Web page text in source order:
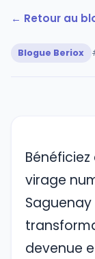
← Retour au
Blogue Beriox
virage
Saguenay
devenue